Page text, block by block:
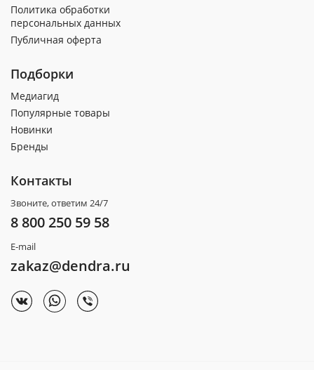
Политика обработки
персональных данных
Публичная оферта
Подборки
Медиагид
Популярные товары
Новинки
Бренды
Контакты
Звоните, ответим 24/7
8 800 250 59 58
E-mail
zakaz@dendra.ru